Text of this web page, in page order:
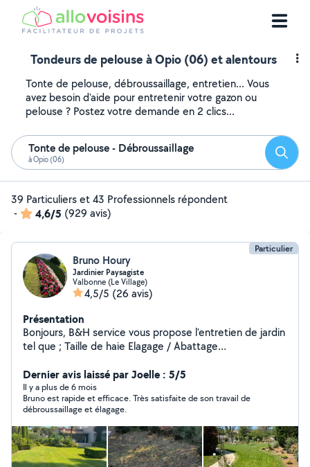
Tondeurs de pelouse à Opio (06) et alentours
Tonte de pelouse, débroussaillage, entretien... Vous
avez besoin d'aide pour entretenir votre gazon ou
pelouse ? Postez votre demande en 2 clics...
Tonte de pelouse - Débroussaillage
à Opio (06)
39 Particuliers et 43 Professionnels répondent
-
4,6/5 (929 avis)
Particulier
Bruno Houry
Jardinier Paysagiste
Valbonne (Le Village)
4,5/5 (26 avis)
Présentation
Bonjours, B&H service vous propose l'entretien de jardin
tel que ; Taille de haie Elagage / Abattage
phytosanitaires Tonte Arrosage auto Créations ;
Plantation et aménagement Créations pelouse naturel
Créations terrain synthétique Créations terrain de
pétanque Pose de clôture soupple ou rigide Disponible
et outillé pour un jardin à votre image je suis disponible
Dernier avis laissé par Joelle : 5/5
Il y a plus de 6 mois
Bruno est rapide et efficace. Très satisfaite de son travail de
débroussaillage et élagage.